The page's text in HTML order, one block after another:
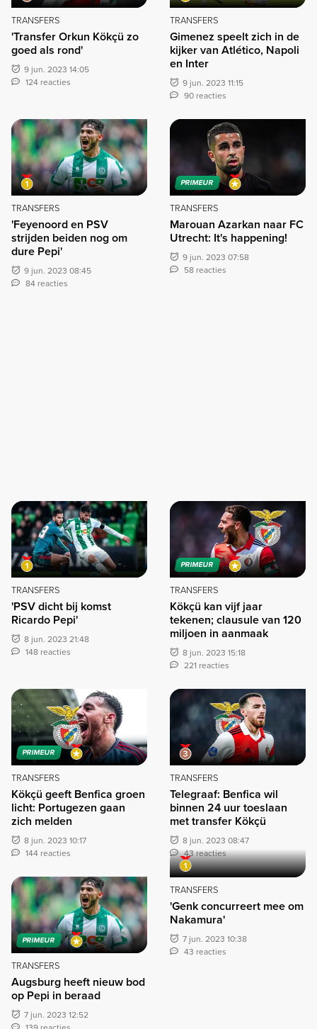
TRANSFERS
'Transfer Orkun Kökçü zo
goed als rond'
9 jun. 2023 14:05
124 reacties
TRANSFERS
Gimenez speelt zich in de
kijker van Atlético, Napoli
en Inter
9 jun. 2023 11:15
90 reacties
TRANSFERS
'Feyenoord en PSV
strijden beiden nog om
dure Pepi'
9 jun. 2023 08:45
84 reacties
PRIMEUR
TRANSFERS
Marouan Azarkan naar FC
Utrecht: It's happening!
9 jun. 2023 07:58
58 reacties
TRANSFERS
'PSV dicht bij komst
Ricardo Pepi'
8 jun. 2023 21:48
148 reacties
PRIMEUR
TRANSFERS
Kökçü kan vijf jaar
tekenen; clausule van 120
miljoen in aanmaak
8 jun. 2023 15:18
221 reacties
PRIMEUR
TRANSFERS
Kökçü geeft Benfica groen
licht: Portugezen gaan
zich melden
8 jun. 2023 10:17
144 reacties
TRANSFERS
Telegraaf: Benfica wil
binnen 24 uur toeslaan
met transfer Kökçü
8 jun. 2023 08:47
43 reacties
PRIMEUR
TRANSFERS
Augsburg heeft nieuw bod
op Pepi in beraad
7 jun. 2023 12:52
TRANSFERS
'Genk concurreert mee om
Nakamura'
7 jun. 2023 10:38
43 reacties